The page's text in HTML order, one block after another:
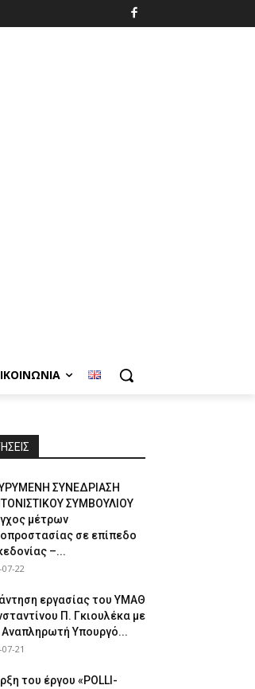
ΣΥΝΕΔΡΙΑΣΗ
ΣΥΜΒΟΥΛΙΟΥ
μέτρων
σε επίπεδο
–...
07-22
εργασίας του ΥΜΑΘ
Π. Γκιουλέκα με
Αναπληρωτή Υπουργό...
21
του έργου «POLLI-